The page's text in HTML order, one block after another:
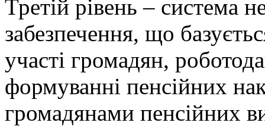
Третій рівень – система
забезпечення, що
участі громадян,
формуванні пенсійних
громадянами пенсійних